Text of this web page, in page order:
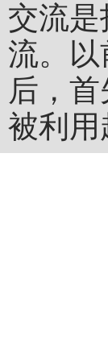
交流
流。
后，
被利用